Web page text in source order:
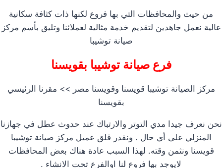
من حيث والمحافظات التي بها فروع لكنها ذات كثافة سكانية
عالية نعمل جاهدين لتقديم خدمة مثالية لعملائنا وتليق بأسم مركز
صيانة توشيبا
فرع صيانة توشيبا بقويسنا
مركز الصيانة توشيبا قويسنا وقويسنا مصر >> مقرنا الرئيسي
بقويسنا
نحن نعرف جيدا مدي التوتر والارتباك عند حدوث عطل في جهازنا
المنزلي على أي حال . ونقدر قلق عميل مركز صيانة توشيبا
قويسنا ونثمن وقته. لهذا السبب عادة هناك بعض المحافظات
لايوجد بها فروع لنا اوالفرع تحت الانشاء .